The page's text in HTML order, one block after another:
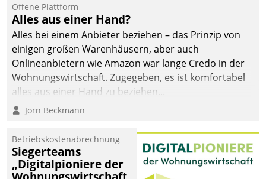
Offene Plattform
Alles aus einer Hand?
Alles bei einem Anbieter beziehen – das Prinzip von
einigen großen Warenhäusern, aber auch
Onlineanbietern wie Amazon war lange Credo in der
Wohnungswirtschaft. Zugegeben, es ist komfortabel
alles aus einer Hand zu beziehen...
Jörn Beckmann
Betriebskostenabrechnung
Siegerteams
„Digitalpioniere der